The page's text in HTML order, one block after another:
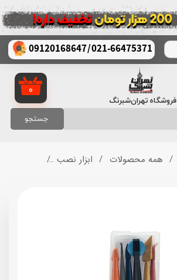
فروشگاه تهران‌شبرنگ
021-66475371
09120168647/
جستجو
۰
همه محصولات ابزار نصب